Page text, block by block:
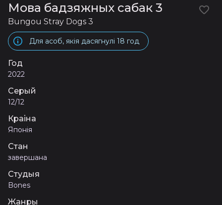
Мова бадзяжных сабак 3
Bungou Stray Dogs 3
Для асоб, якія дасягнулі 18 год
Год
2022
Серый
12/12
Краіна
Японія
Стан
завершана
Студыя
Bones
Жанры